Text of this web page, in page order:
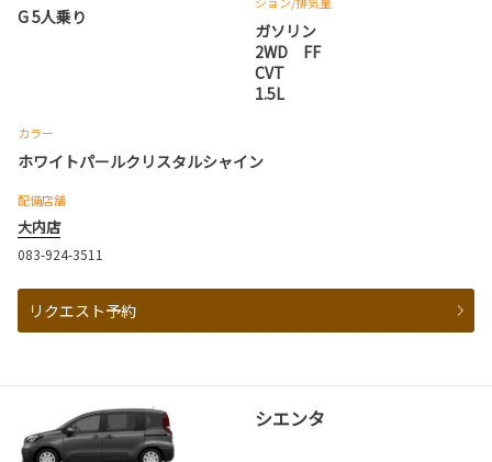
G 5人乗り
ガソリン
2WD FF
CVT
1.5L
カラー
ホワイトパールクリスタルシャイン
配備店舗
大内店
083-924-3511
リクエスト予約
シエンタ